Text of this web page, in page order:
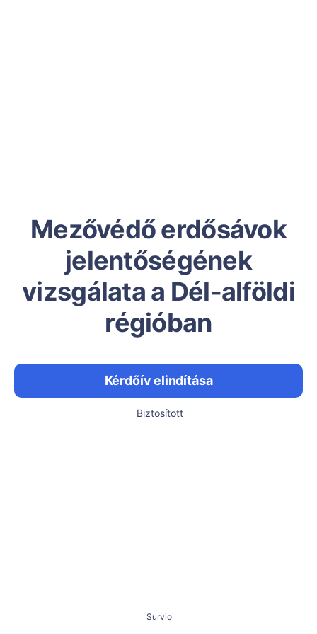
Mezővédő erdősávok
jelentőségének
vizsgálata a Dél-alföldi
régióban
Kérdőív elindítása
Biztosított
Survio